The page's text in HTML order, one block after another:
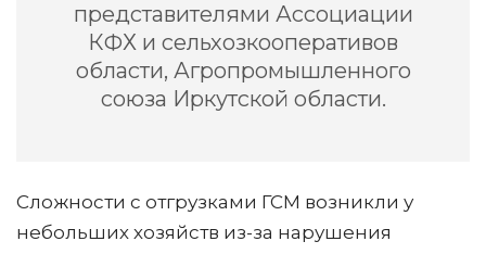
представителями Ассоциации
КФХ и сельхозкооперативов
области, Агропромышленного
союза Иркутской области.
Сложности с отгрузками ГСМ возникли у
небольших хозяйств из-за нарушения